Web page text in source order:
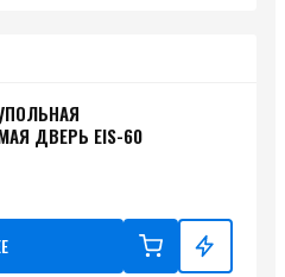
ДВЕРЬ EIS-60